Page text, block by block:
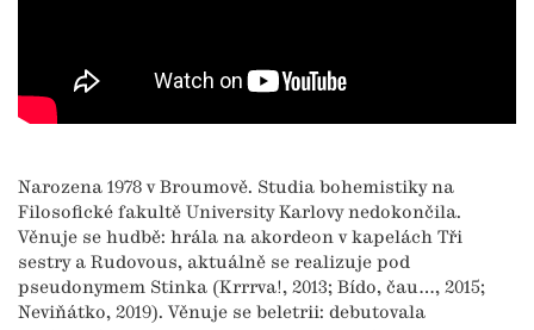
Narozena 1978 v Broumově. Studia bohemistiky na
Filosofické fakultě University Karlovy nedokončila.
Věnuje se hudbě: hrála na akordeon v kapelách Tři
sestry a Rudovous, aktuálně se realizuje pod
pseudonymem Stinka (Krrrva!, 2013; Bído, čau…, 2015;
Neviňátko, 2019). Věnuje se beletrii: debutovala